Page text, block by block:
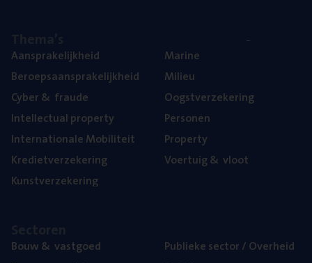
Aan­spra­ke­lijk­heid
Beroeps­aan­spra­ke­lijk­heid
Cyber& fraude
Intel­lec­tu­al property
Inter­na­ti­o­na­le Mobiliteit
Kre­diet­ver­ze­ke­ring
Kunst­ver­ze­ke­ring
Mari­ne
Mili­eu
Oogst­ver­ze­ke­ring
Per­so­nen
Pro­per­ty
Voer­tuig& vloot
Bouw& vastgoed
Publie­ke sec­tor / Overheid